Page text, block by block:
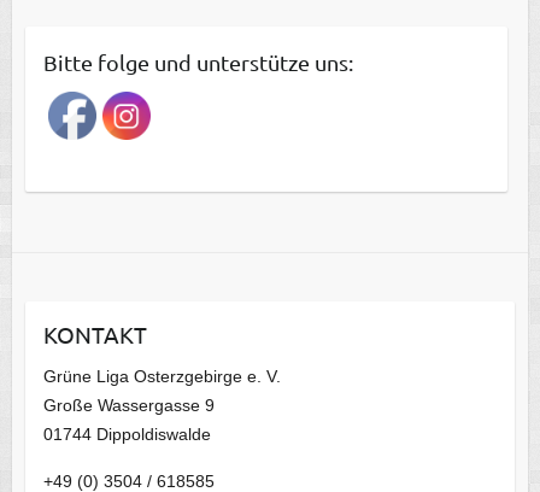
r
a
g
a
v
Bitte folge und unterstütze uns:
KONTAKT
Grüne Liga Osterzgebirge e. V.
Große Wassergasse 9
01744 Dippoldiswalde
+49 (0) 3504 / 618585